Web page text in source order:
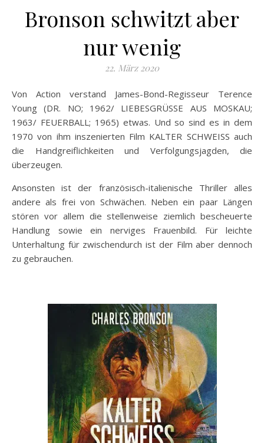
Bronson schwitzt aber
nur wenig
22. März 2020
Von Action verstand James-Bond-Regisseur Terence
Young (DR. NO; 1962/ LIEBESGRÜSSE AUS MOSKAU;
1963/ FEUERBALL; 1965) etwas. Und so sind es in dem
1970 von ihm inszenierten Film KALTER SCHWEISS auch
die Handgreiflichkeiten und Verfolgungsjagden, die
überzeugen.
Ansonsten ist der französisch-italienische Thriller alles
andere als frei von Schwächen. Neben ein paar Längen
stören vor allem die stellenweise ziemlich bescheuerte
Handlung sowie ein nerviges Frauenbild. Für leichte
Unterhaltung für zwischendurch ist der Film aber dennoch
zu gebrauchen.